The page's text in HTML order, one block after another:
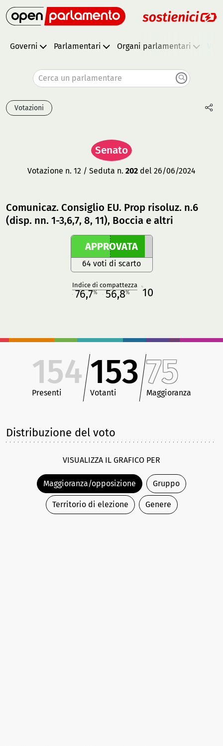
Governi Parlamentari Organi parlamentari
Cerca un parlamentare
Votazioni
Senato
Votazione n. 12 / Seduta n. 202 del 26/06/2024
Comunicaz. Consiglio EU. Prop risoluz. n.6
(disp. nn. 1-3,6,7, 8, 11), Boccia e altri
APPROVATA
64 voti di scarto
Indice di compattezza
76,7% 56,8% 10
154
Presenti
153
Votanti
75
Maggioranza
Distribuzione del voto
VISUALIZZA IL GRAFICO PER
Maggioranza/opposizione Gruppo
Territorio di elezione Genere